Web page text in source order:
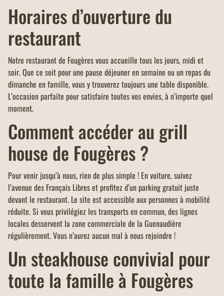
Horaires d’ouverture du
restaurant
Notre restaurant de Fougères vous accueille tous les jours, midi et
soir. Que ce soit pour une pause déjeuner en semaine ou un repas du
dimanche en famille, vous y trouverez toujours une table disponible.
L’occasion parfaite pour satisfaire toutes vos envies, à n’importe quel
moment.
Comment accéder au grill
house de Fougères ?
Pour venir jusqu’à nous, rien de plus simple ! En voiture, suivez
l’avenue des Français Libres et profitez d’un parking gratuit juste
devant le restaurant. Le site est accessible aux personnes à mobilité
réduite. Si vous privilégiez les transports en commun, des lignes
locales desservent la zone commerciale de la Guenaudière
régulièrement. Vous n’aurez aucun mal à nous rejoindre !
Un steakhouse convivial pour
toute la famille à Fougères